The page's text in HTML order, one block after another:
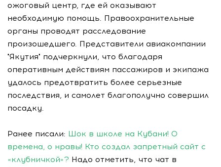
ожоговый центр, где ей оказывают
необходимую помощь. Правоохранительные
органы проводят расследование
произошедшего. Представители авиакомпании
"Якутия" подчеркнули, что благодаря
оперативным действиям пассажиров и экипажа
удалось предотвратить более серьезные
последствия, и самолет благополучно совершил
посадку.
Ранее писали: Шок в школе на Кубани! О
времена, о нравы! Кто создал запретный сайт с
«клубничкой»? Надо отметить, что чат в